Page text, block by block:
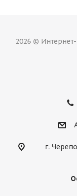
2026 ©
г.